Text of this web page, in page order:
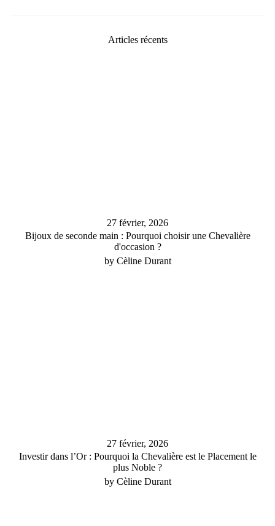
Articles récents
27 février, 2026
Bijoux de seconde main : Pourquoi choisir une Chevalière
d'occasion ?
by Cèline Durant
27 février, 2026
Investir dans l’Or : Pourquoi la Chevalière est le Placement le
plus Noble ?
by Cèline Durant